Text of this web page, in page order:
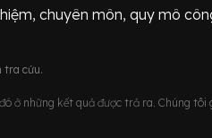
chuyên môn, quy mô
tra cứu.
ở những kết quả được trả ra. Chúng tôi